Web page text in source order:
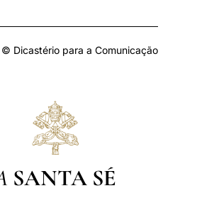
Dicastério para a Comunicação
SANTA SÉ